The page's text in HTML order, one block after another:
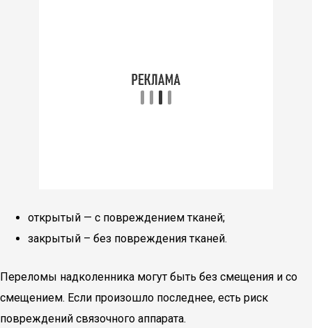
открытый — с повреждением тканей;
закрытый – без повреждения тканей.
Переломы надколенника могут быть без смещения и со
смещением. Если произошло последнее, есть риск
повреждений связочного аппарата.